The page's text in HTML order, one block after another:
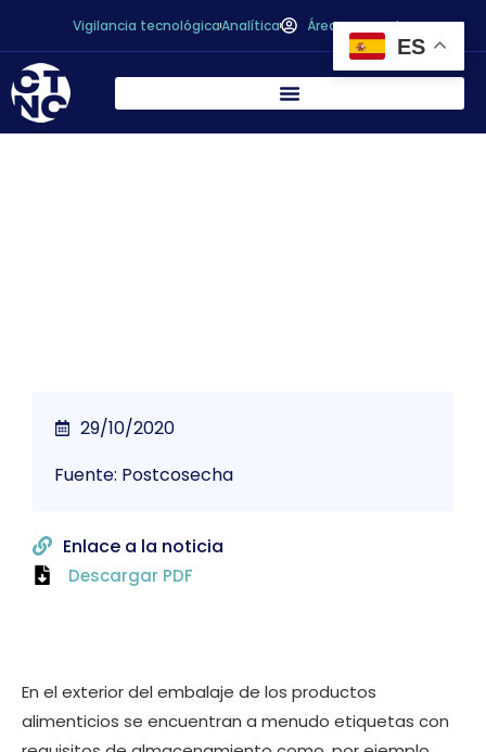
Vigilancia tecnológicaAnalítica Área personal
En el exterior del embalaje de los productos
alimenticios se encuentran a menudo etiquetas con
29/10/2020
Fuente: Postcosecha
Enlace a la noticia
Descargar PDF
ES